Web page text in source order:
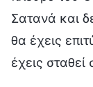
Σατανά και
θα έχεις
έχεις